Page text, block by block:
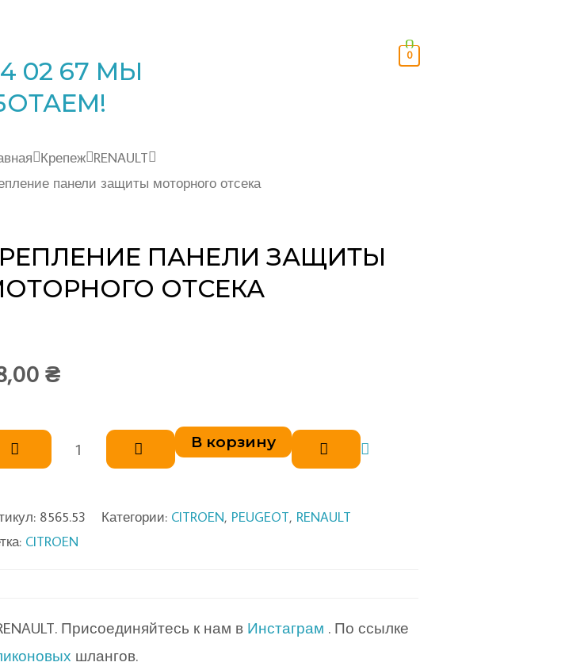
02 67 МЫ
0
Крепеж RENAULT
панели защиты моторного отсека
ПАНЕЛИ ЗАЩИТЫ
ОТСЕКА
₴
Количество
товара
панели
защиты
В корзину
8565.53 Категории: CITROEN, PEUGEOT, RENAULT
CITROEN
Присоединяйтесь к нам в Инстаграм . По ссылке
шлангов.